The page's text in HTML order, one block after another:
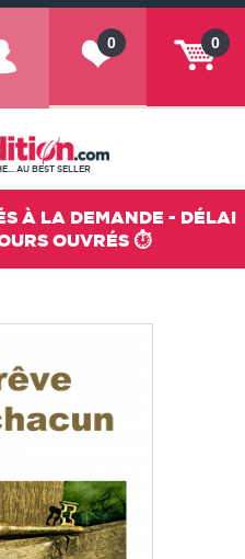
0
0
AU BEST SELLER
À LA DEMANDE - DÉLAI
OUVRÉS ⏱️